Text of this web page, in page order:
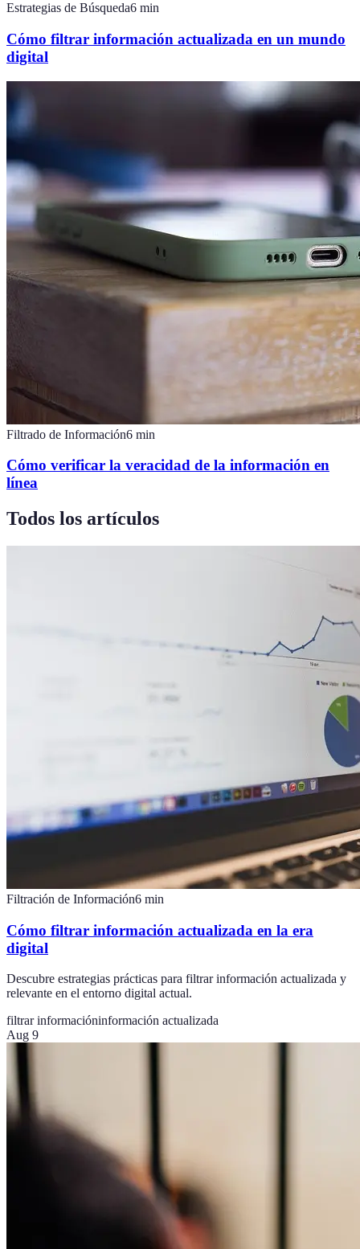
Estrategias de Búsqueda6 min
Cómo filtrar información actualizada en un mundo
digital
Filtrado de Información6 min
Cómo verificar la veracidad de la información en
línea
Todos los artículos
Filtración de Información6 min
Cómo filtrar información actualizada en la era
digital
Descubre estrategias prácticas para filtrar información actualizada y
relevante en el entorno digital actual.
filtrar informacióninformación actualizada
Aug 9